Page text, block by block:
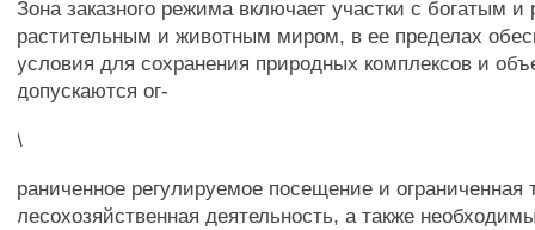
Зона заказного режима включает участки с богатым
растительным и животным миром, в ее пределах
условия для сохранения природных комплексов и
допускаются ог-
\
раниченное регулируемое посещение и ограниченная
лесохозяйственная деятельность, а также